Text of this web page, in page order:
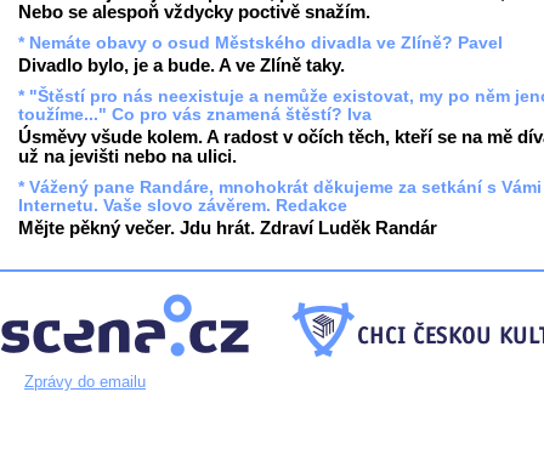
Nebo se alespoň vždycky poctivě snažím.
* Nemáte obavy o osud Městského divadla ve Zlíně? Pavel
Divadlo bylo, je a bude. A ve Zlíně taky.
* "Štěstí pro nás neexistuje a nemůže existovat, my po něm
toužíme..." Co pro vás znamená štěstí? Iva
Úsměvy všude kolem. A radost v očích těch, kteří se na mě
už na jevišti nebo na ulici.
* Vážený pane Randáre, mnohokrát děkujeme za setkání s
Internetu. Vaše slovo závěrem. Redakce
Mějte pěkný večer. Jdu hrát. Zdraví Luděk Randár
Zprávy do emailu